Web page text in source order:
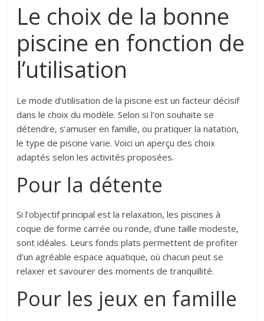
Le choix de la bonne
piscine en fonction de
l’utilisation
Le mode d’utilisation de la piscine est un facteur décisif
dans le choix du modèle. Selon si l’on souhaite se
détendre, s’amuser en famille, ou pratiquer la natation,
le type de piscine varie. Voici un aperçu des choix
adaptés selon les activités proposées.
Pour la détente
Si l’objectif principal est la relaxation, les piscines à
coque de forme carrée ou ronde, d’une taille modeste,
sont idéales. Leurs fonds plats permettent de profiter
d’un agréable espace aquatique, où chacun peut se
relaxer et savourer des moments de tranquillité.
Pour les jeux en famille